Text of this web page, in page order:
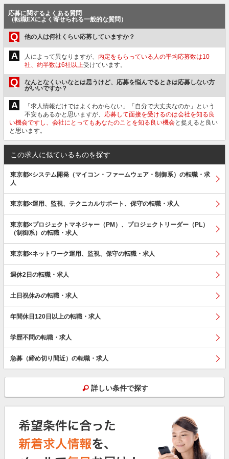
応募に関するよくある質問
（転職EXによく寄せられる一般的な質問）
Q 他の人は何社くらい応募していますか？
A 人によって異なりますが、 内定をもらっている人の平均応募数は10
社、約半数は6社以上受けています。
Q
なんとなくいいなとは思うけど、応募を悩んでるときは応募しない方
がいいですか？
A
「求人情報だけではよくわからない」「自分で大丈夫なのか」という
不安もあるかと思いますが、 応募して面接を受けるのは会社を知る良
い機会ですし、会社にとってもあなたのことを知る良い機会と捉えると良い
と思います。
この求人に似ているものを探す
東京都×システム開発（マイコン・ファームウェア・制御系）の転職・求
人
東京都×運用、監視、テクニカルサポート、保守の転職・求人
東京都×プロジェクトマネジャー（PM）、プロジェクトリーダー（PL）
（制御系）の転職・求人
東京都×ネットワーク運用、監視、保守の転職・求人
週休2日の転職・求人
土日祝休みの転職・求人
年間休日120日以上の転職・求人
学歴不問の転職・求人
急募（締め切り間近）の転職・求人
詳しい条件で探す